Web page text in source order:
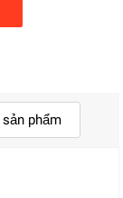
phẩm